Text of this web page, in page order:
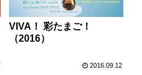
VIVA！ 彩たまご！
（2016）
2016.09.12